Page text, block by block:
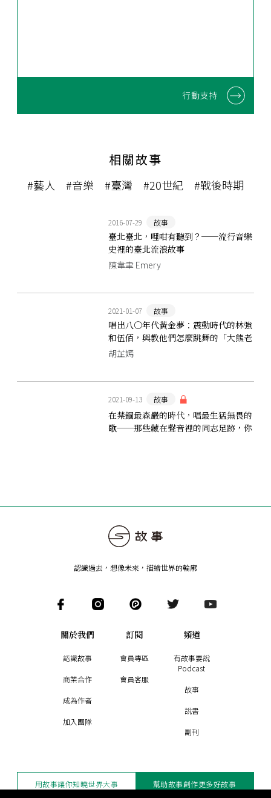
行動支持
相關故事
#藝人 #音樂 #臺灣 #20世紀 #戰後時期
2016-07-29 故事
臺北臺北，哩咁有聽到？──流行音樂
史裡的臺北流浪故事
陳韋聿 Emery
2021-01-07 故事
唱出八〇年代黃金夢：震動時代的林強
和伍佰，與教他們怎麼跳舞的「大熊老
師」
胡芷嫣
2021-09-13 故事
在禁錮最森嚴的時代，唱最生猛無畏的
歌──那些藏在聲音裡的同志足跡，你
認識過去，想像未來 ， 描繪世界的輪廓
關於我們
認識故事
商業合作
成為作者
加入團隊
訂閱
會員專區
會員客服
頻道
有故事要說
Podcast
故事
說書
副刊
用故事讓你知曉世界大事 幫助故事創作更多好故事